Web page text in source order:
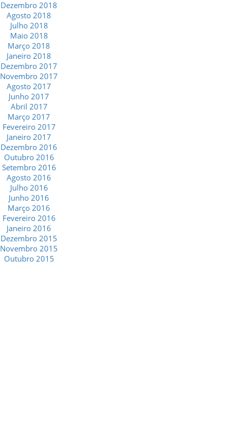
Dezembro 2018
Agosto 2018
Julho 2018
Maio 2018
Março 2018
Janeiro 2018
Dezembro 2017
Novembro 2017
Agosto 2017
Junho 2017
Abril 2017
Março 2017
Fevereiro 2017
Janeiro 2017
Dezembro 2016
Outubro 2016
Setembro 2016
Agosto 2016
Julho 2016
Junho 2016
Março 2016
Fevereiro 2016
Janeiro 2016
Dezembro 2015
Novembro 2015
Outubro 2015